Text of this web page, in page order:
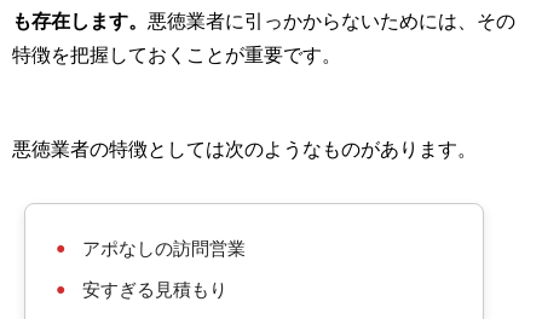
も存在します。 悪徳業者に引っかからないためには、その
特徴を把握しておくことが重要です。
悪徳業者の特徴としては次のようなものがあります。
● アポなしの訪問営業
● 安すぎる見積もり